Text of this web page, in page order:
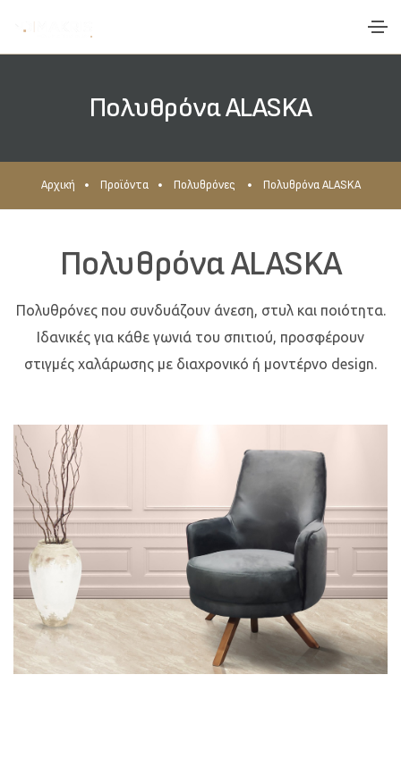
Πολυθρόνα ALASKA
Αρχική Προϊόντα Πολυθρόνες Πολυθρόνα ALASKA
Πολυθρόνα ALASKA
Πολυθρόνες που συνδυάζουν άνεση, στυλ και ποιότητα.
Ιδανικές για κάθε γωνιά του σπιτιού, προσφέρουν
στιγμές χαλάρωσης με διαχρονικό ή μοντέρνο design.